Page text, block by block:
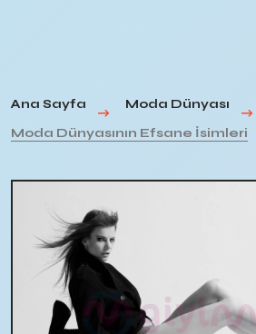
Ana Sayfa
Moda Dünyası
Moda Dünyasının Efsane İsimleri